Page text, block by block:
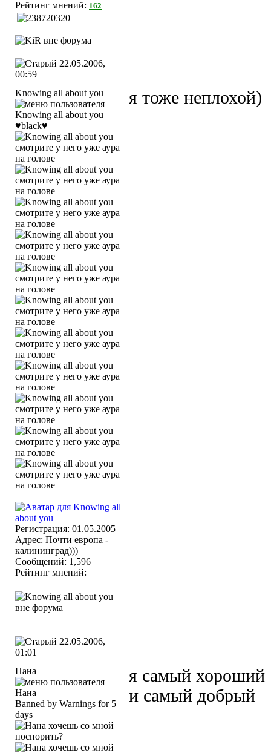
Рейтинг мнений: 162
22.05.2006,
00:59
Knowing all about you
♥black♥
Регистрация: 01.05.2005
Адрес: Почти европа -
калининград)))
Сообщений: 1,596
Рейтинг мнений:
я тоже неплохой)
22.05.2006,
01:01
Нана
Banned by Warnings for 5
days
я самый хороший
и самый добрый